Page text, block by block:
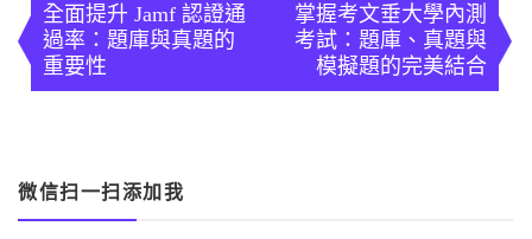
章
導
覽
全面提升 Jamf 認證通
過率：題庫與真題的
重要性
掌握考文垂大學內測
考試：題庫、真題與
模擬題的完美結合
微信扫一扫添加我